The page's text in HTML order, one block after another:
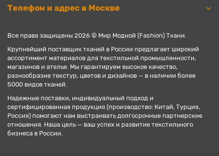
Телефон и адрес в Москве
Все права защищены 2026 © Мир Модной (Fashion) Ткани.
Крупнейший поставщик тканей в России предлагает широкий
ассортимент материалов для текстильной промышленности,
магазинов и ателье. Мы гарантируем высокое качество,
разнообразие текстур, цветов и дизайнов — в наличии более
5000 видов тканей.
Надежные поставки, индивидуальный подход и
сертифицированная продукция (производство: Китай, Турция,
Россия) помогают нам выстраивать долгосрочные партнерские
отношения. Наша цель — ваш успех и развитие текстильного
бизнеса в России.